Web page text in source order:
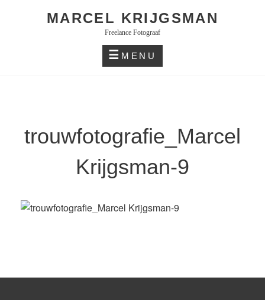
MARCEL KRIJGSMAN
Freelance Fotograaf
MENU
trouwfotografie_Marcel
Krijgsman-9